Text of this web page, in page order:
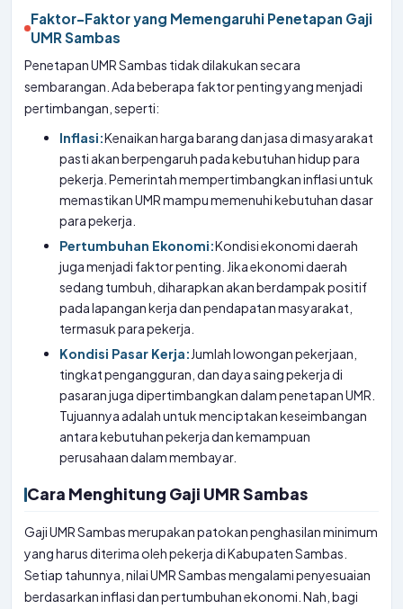
Faktor-Faktor yang Memengaruhi Penetapan Gaji
UMR Sambas
Penetapan UMR Sambas tidak dilakukan secara
sembarangan. Ada beberapa faktor penting yang menjadi
pertimbangan, seperti:
Inflasi:Kenaikan harga barang dan jasa di masyarakat
pasti akan berpengaruh pada kebutuhan hidup para
pekerja. Pemerintah mempertimbangkan inflasi untuk
memastikan UMR mampu memenuhi kebutuhan dasar
para pekerja.
Pertumbuhan Ekonomi:Kondisi ekonomi daerah
juga menjadi faktor penting. Jika ekonomi daerah
sedang tumbuh, diharapkan akan berdampak positif
pada lapangan kerja dan pendapatan masyarakat,
termasuk para pekerja.
Kondisi Pasar Kerja:Jumlah lowongan pekerjaan,
tingkat pengangguran, dan daya saing pekerja di
pasaran juga dipertimbangkan dalam penetapan UMR.
Tujuannya adalah untuk menciptakan keseimbangan
antara kebutuhan pekerja dan kemampuan
perusahaan dalam membayar.
Cara Menghitung Gaji UMR Sambas
Gaji UMR Sambas merupakan patokan penghasilan minimum
yang harus diterima oleh pekerja di Kabupaten Sambas.
Setiap tahunnya, nilai UMR Sambas mengalami penyesuaian
berdasarkan inflasi dan pertumbuhan ekonomi. Nah, bagi